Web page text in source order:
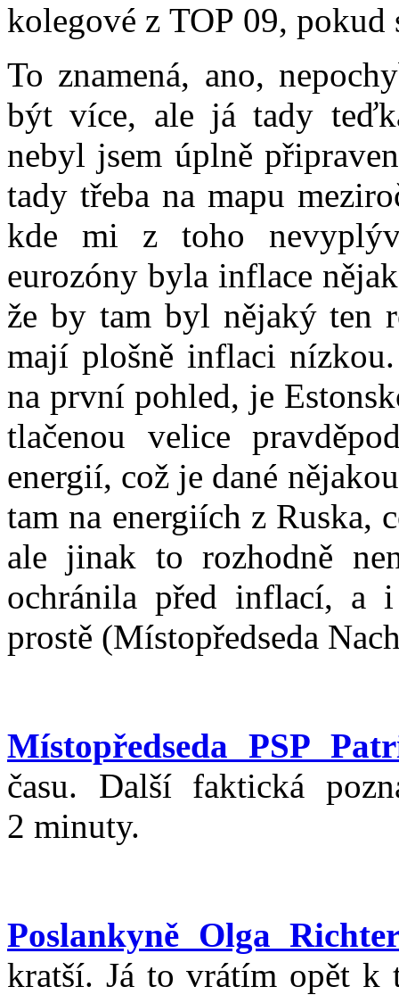
kolegové z TOP 09, pokud
To znamená, ano,
být více, ale já tady
nebyl jsem úplně
tady třeba na mapu
kde mi z toho
eurozóny byla inflace
že by tam byl nějaký ten
mají plošně inflaci
na první pohled, je
tlačenou velice
energií, což je dané
tam na energiích z Ruska,
ale jinak to rozhodně
ochránila před inflací, a
prostě (Místopředseda
Místopředseda PSP
času. Další faktická
2 minuty.
Poslankyně Olga
kratší. Já to vrátím opět k